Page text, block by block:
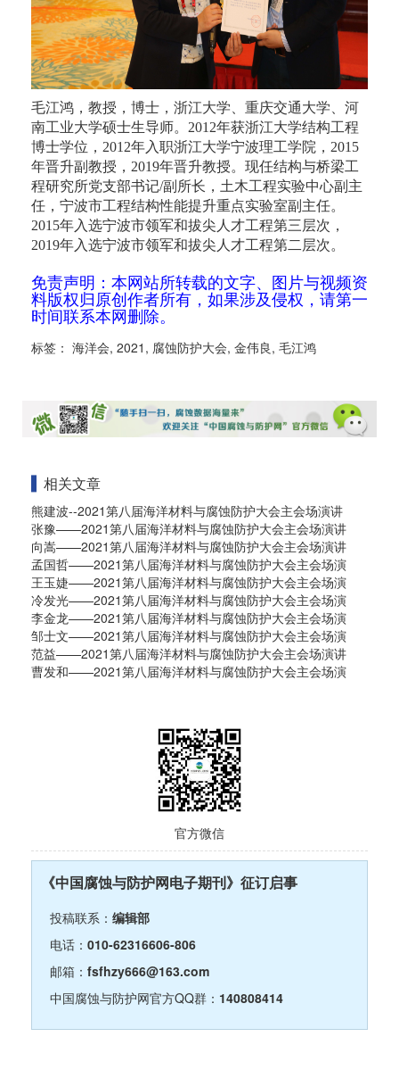
毛江鸿，教授，博士，浙江大学、重庆交通大学、河
南工业大学硕士生导师。2012年获浙江大学结构工程
博士学位，2012年入职浙江大学宁波理工学院，2015
年晋升副教授，2019年晋升教授。现任结构与桥梁工
程研究所党支部书记/副所长，土木工程实验中心副主
任，宁波市工程结构性能提升重点实验室副主任。
2015年入选宁波市领军和拔尖人才工程第三层次，
2019年入选宁波市领军和拔尖人才工程第二层次。
免责声明：本网站所转载的文字、图片与视频资
料版权归原创作者所有，如果涉及侵权，请第一
时间联系本网删除。
标签： 海洋会, 2021 , 腐蚀防护大会, 金伟良, 毛江鸿
相关文章
熊建波--2021第八届海洋材料与腐蚀防护大会主会场演讲
张豫——2021第八届海洋材料与腐蚀防护大会主会场演讲
向嵩——2021第八届海洋材料与腐蚀防护大会主会场演讲
孟国哲——2021第八届海洋材料与腐蚀防护大会主会场演
王玉婕——2021第八届海洋材料与腐蚀防护大会主会场演
冷发光——2021第八届海洋材料与腐蚀防护大会主会场演
李金龙——2021第八届海洋材料与腐蚀防护大会主会场演
邹士文——2021第八届海洋材料与腐蚀防护大会主会场演
范益——2021第八届海洋材料与腐蚀防护大会主会场演讲
曹发和——2021第八届海洋材料与腐蚀防护大会主会场演
官方微信
《中国腐蚀与防护网电子期刊》征订启事
投稿联系： 编辑部
电话： 010-62316606-806
邮箱： fsfhzy666@163.com
中国腐蚀与防护网官方QQ群： 140808414